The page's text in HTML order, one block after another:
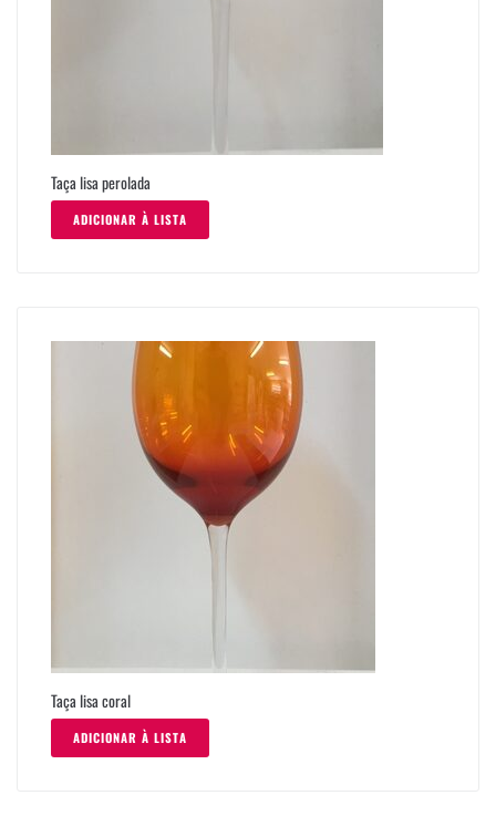
Taça lisa perolada
ADICIONAR À LISTA
Taça lisa coral
ADICIONAR À LISTA